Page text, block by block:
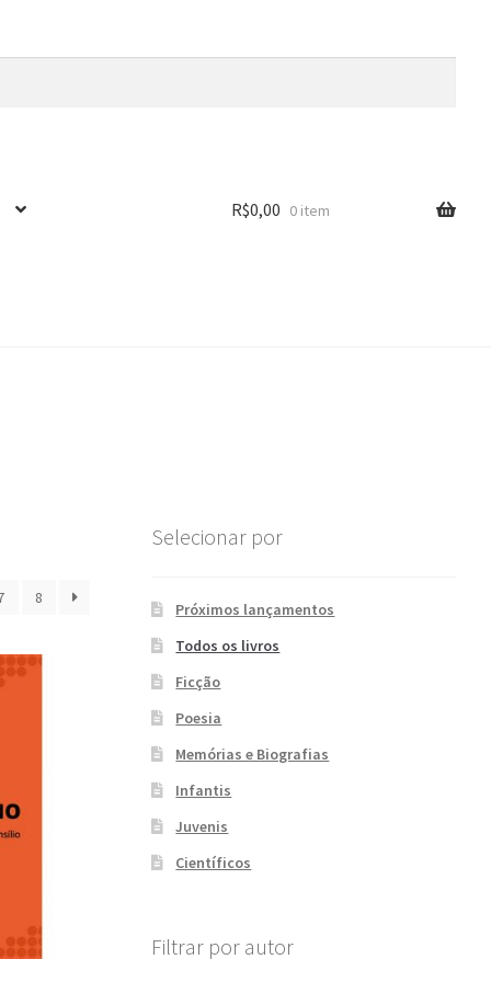
R$0,00 0 item
8
Selecionar por
Próximos lançamentos
Todos os livros
Ficção
Poesia
Memórias e Biografias
Infantis
Juvenis
Científicos
Filtrar por autor